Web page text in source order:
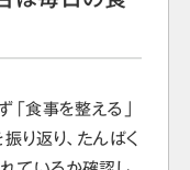
食事を整える」
り返り、たんぱく